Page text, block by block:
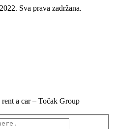
Sva prava zadržana.
a car – Točak Group